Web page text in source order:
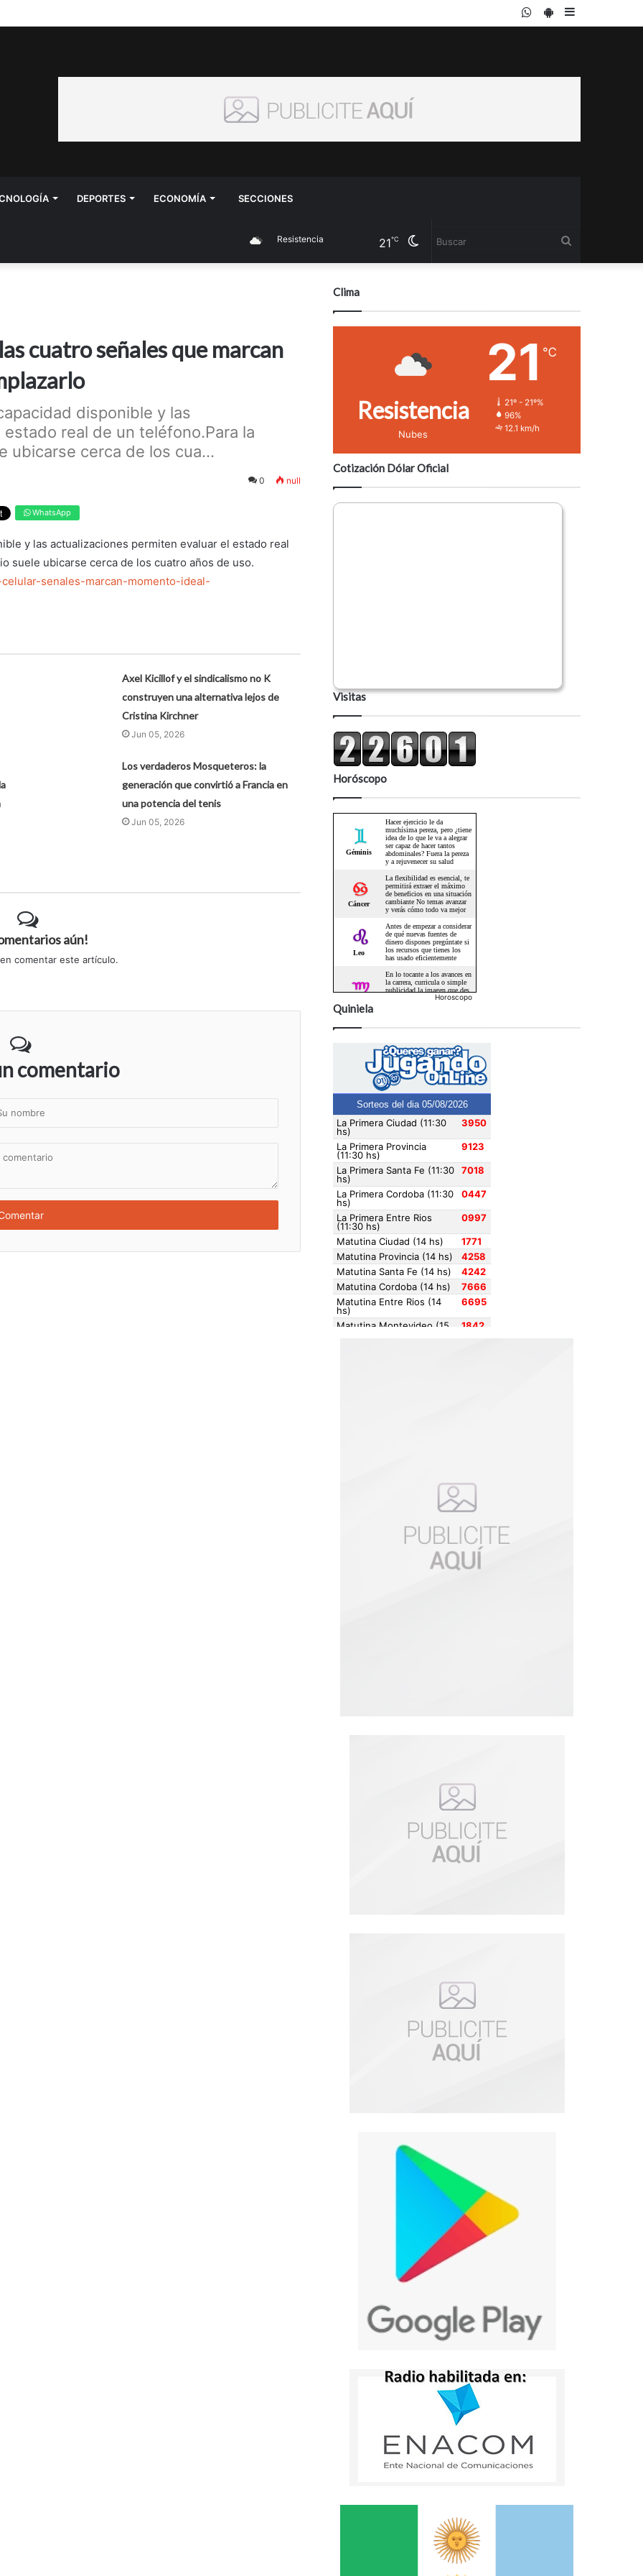
PlayStore
WhatsApp
DEPORTES ECONOMÍA SECCIONES
Cambiar
Resistencia 21℃
cuatro señales que marcan
disponible y las
real de un teléfono.Para la
ubicarse cerca de los cua...
0 null
WhatsApp
y las actualizaciones permiten evaluar el estado real
suele ubicarse cerca de los cuatro años de uso.
senales-marcan-momento-ideal-
Axel Kicillof y el sindicalismo no K
construyen una alternativa lejos de
Cristina Kirchner
Jun 05, 2026
Los verdaderos Mosqueteros: la
generación que convirtió a Francia en
una potencia del tenis
Jun 05, 2026
aún!
comentar este artículo.
comentario
Clima
Resistencia
Nubes
21 ℃
21º - 21º%
96%
12.1 km/h
Cotización Dólar Oficial
Visitas
Horóscopo
Horoscopo
Quiniela